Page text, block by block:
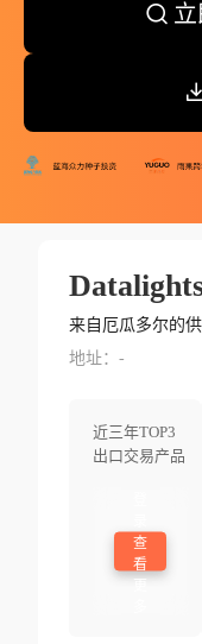
来自厄瓜多尔的
地址：-
近三年TOP3
出口交易产品
查
看